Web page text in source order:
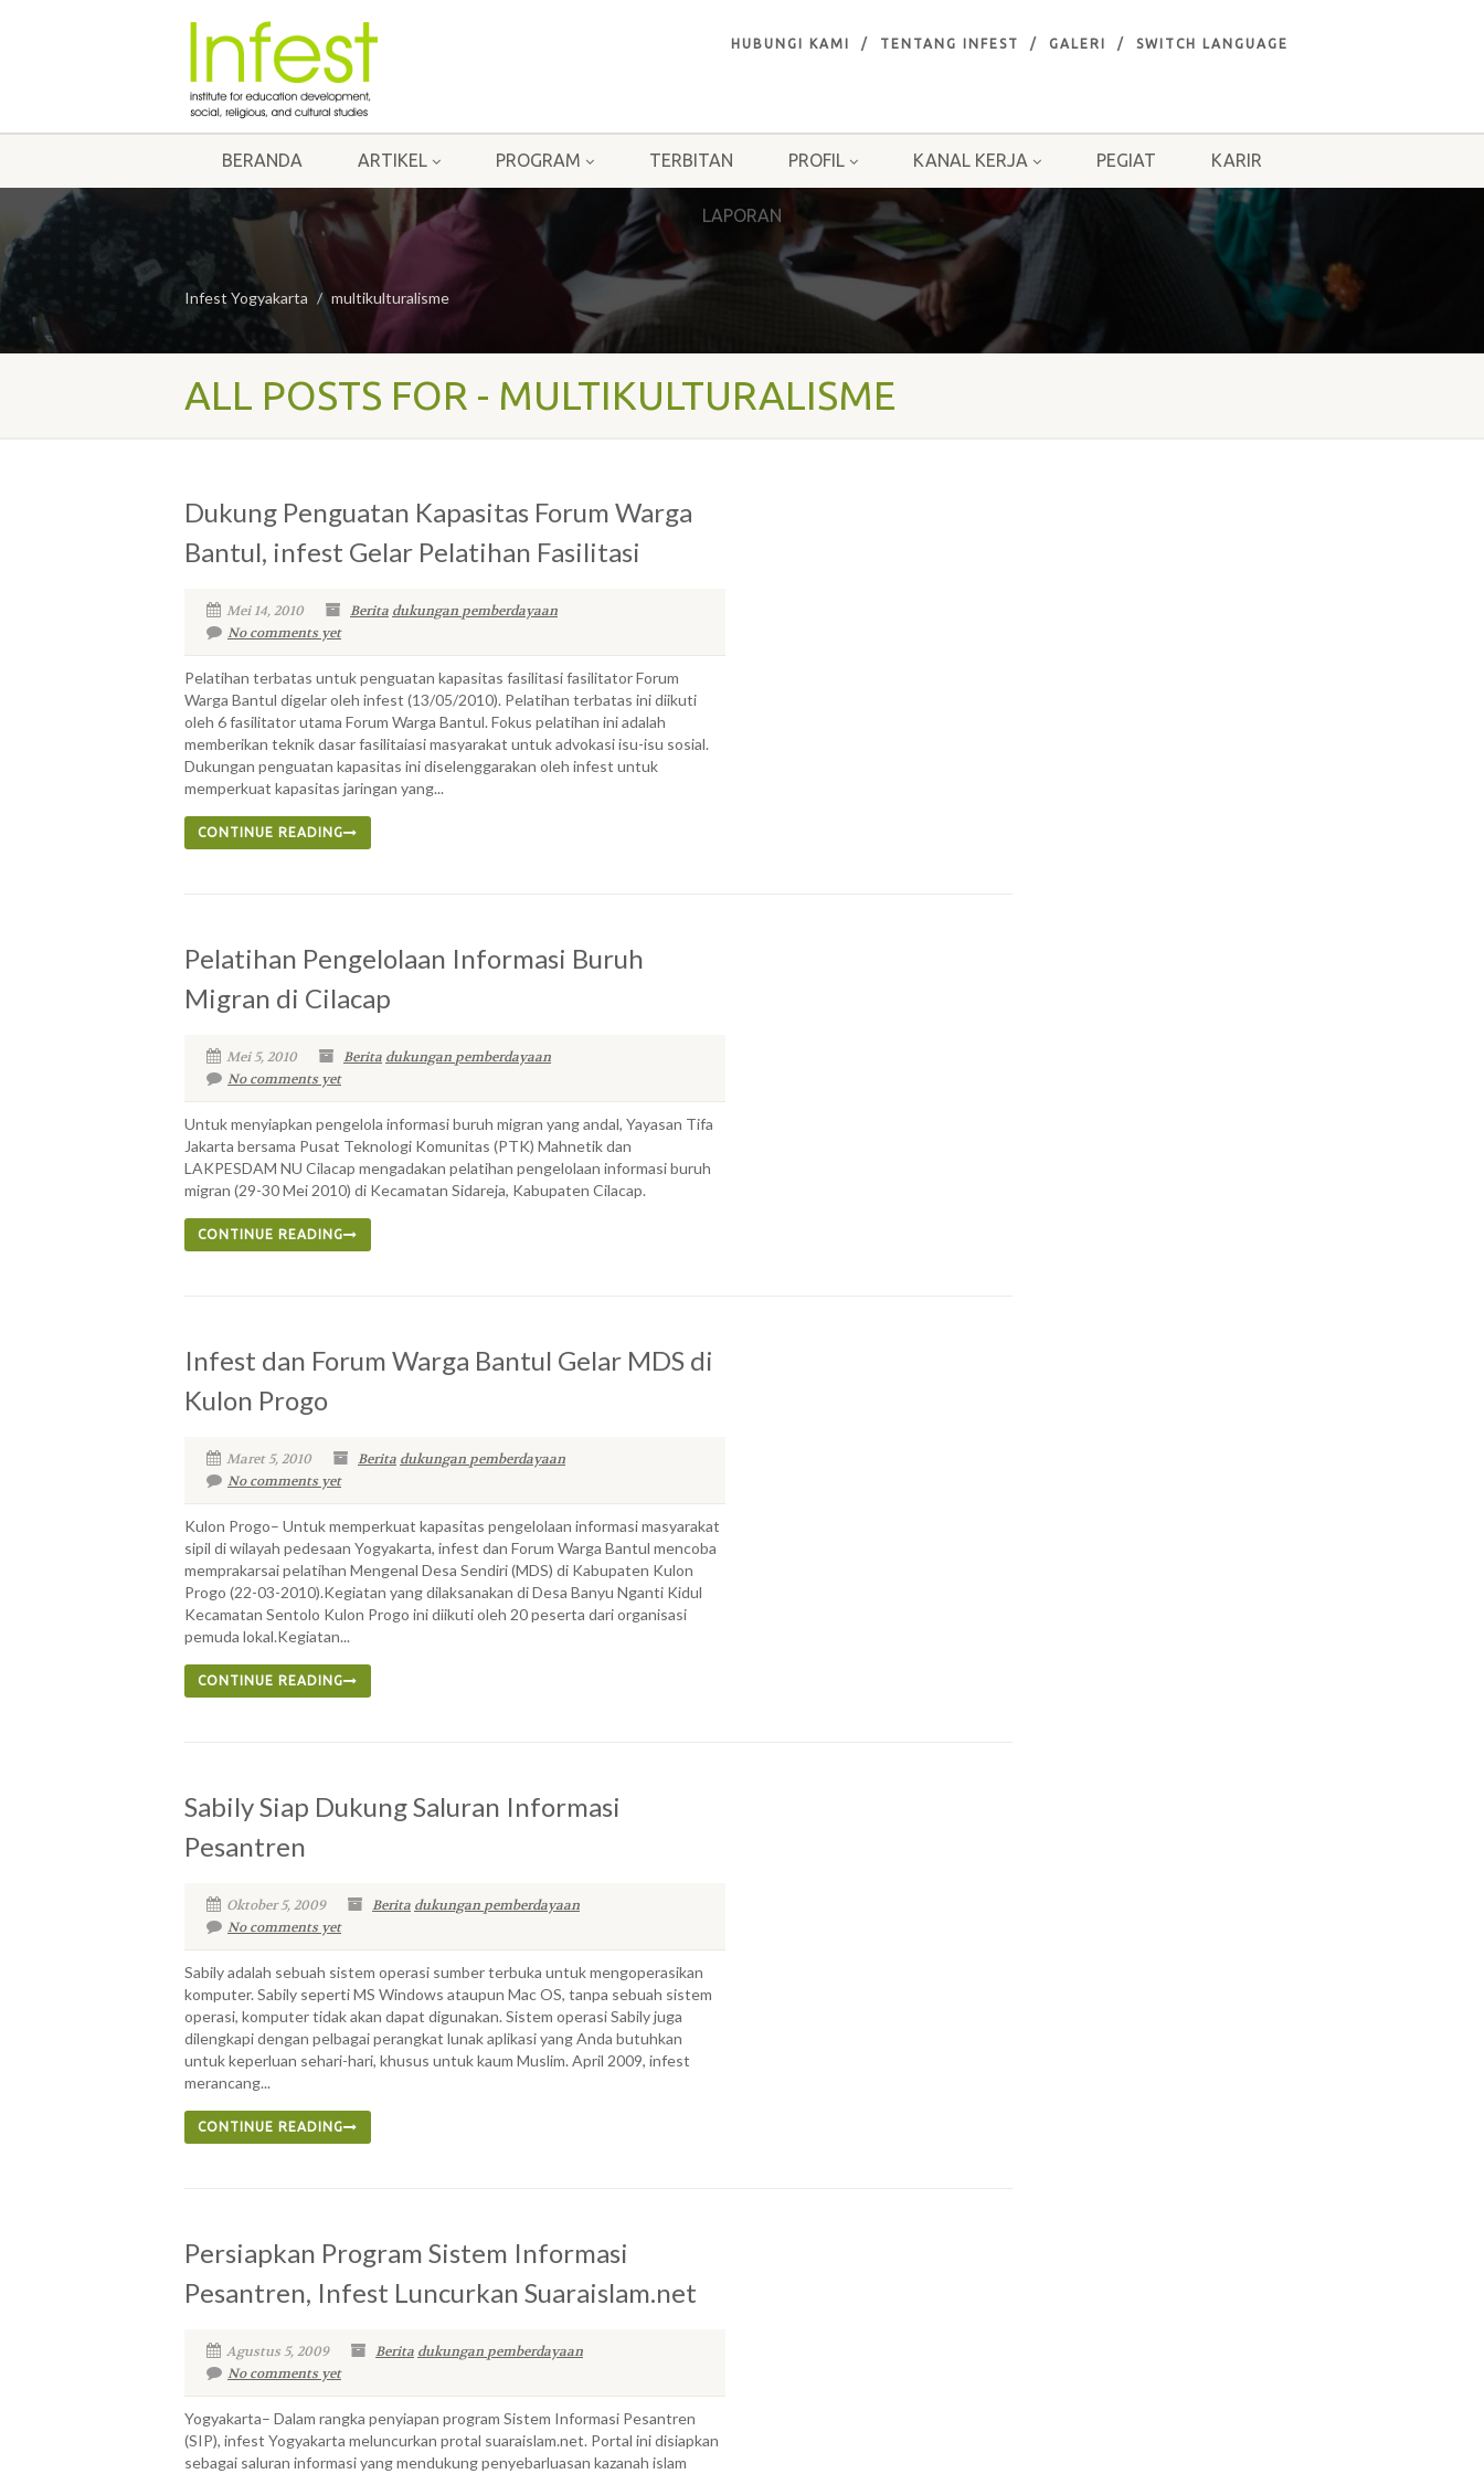
HUBUNGI KAMI TENTANG INFEST GALERI SWITCH LANGUAGE
BERANDA ARTIKEL PROGRAM TERBITAN PROFIL KANAL KERJA PEGIAT KARIR
LAPORAN
Infest Yogyakarta multikulturalisme
ALL POSTS FOR - MULTIKULTURALISME
Dukung Penguatan Kapasitas Forum Warga
Bantul, infest Gelar Pelatihan Fasilitasi
Mei 14, 2010 Berita dukungan pemberdayaan
No comments yet
Pelatihan terbatas untuk penguatan kapasitas fasilitasi fasilitator Forum
Warga Bantul digelar oleh infest (13/05/2010). Pelatihan terbatas ini diikuti
oleh 6 fasilitator utama Forum Warga Bantul. Fokus pelatihan ini adalah
memberikan teknik dasar fasilitaiasi masyarakat untuk advokasi isu-isu sosial.
Dukungan penguatan kapasitas ini diselenggarakan oleh infest untuk
memperkuat kapasitas jaringan yang...
CONTINUE READING
Pelatihan Pengelolaan Informasi Buruh
Migran di Cilacap
Mei 5, 2010 Berita dukungan pemberdayaan
No comments yet
Untuk menyiapkan pengelola informasi buruh migran yang andal, Yayasan Tifa
Jakarta bersama Pusat Teknologi Komunitas (PTK) Mahnetik dan
LAKPESDAM NU Cilacap mengadakan pelatihan pengelolaan informasi buruh
migran (29-30 Mei 2010) di Kecamatan Sidareja, Kabupaten Cilacap.
CONTINUE READING
Infest dan Forum Warga Bantul Gelar MDS di
Kulon Progo
Maret 5, 2010 Berita dukungan pemberdayaan
No comments yet
Kulon Progo– Untuk memperkuat kapasitas pengelolaan informasi masyarakat
sipil di wilayah pedesaan Yogyakarta, infest dan Forum Warga Bantul mencoba
memprakarsai pelatihan Mengenal Desa Sendiri (MDS) di Kabupaten Kulon
Progo (22-03-2010).Kegiatan yang dilaksanakan di Desa Banyu Nganti Kidul
Kecamatan Sentolo Kulon Progo ini diikuti oleh 20 peserta dari organisasi
pemuda lokal.Kegiatan...
CONTINUE READING
Sabily Siap Dukung Saluran Informasi
Pesantren
Oktober 5, 2009 Berita dukungan pemberdayaan
No comments yet
Sabily adalah sebuah sistem operasi sumber terbuka untuk mengoperasikan
komputer. Sabily seperti MS Windows ataupun Mac OS, tanpa sebuah sistem
operasi, komputer tidak akan dapat digunakan. Sistem operasi Sabily juga
dilengkapi dengan pelbagai perangkat lunak aplikasi yang Anda butuhkan
untuk keperluan sehari-hari, khusus untuk kaum Muslim. April 2009, infest
merancang...
CONTINUE READING
Persiapkan Program Sistem Informasi
Pesantren, Infest Luncurkan Suaraislam.net
Agustus 5, 2009 Berita dukungan pemberdayaan
No comments yet
Yogyakarta– Dalam rangka penyiapan program Sistem Informasi Pesantren
(SIP), infest Yogyakarta meluncurkan protal suaraislam.net. Portal ini disiapkan
sebagai saluran informasi yang mendukung penyebarluasan kazanah islam